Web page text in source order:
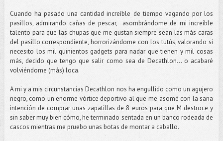
Cuando ha pasado una cantidad increíble de tiempo vagando por los
pasillos, admirando cañas de pescar, asombrándome de mi increíble
talento para que las chupas que me gustan siempre sean las más caras
del pasillo correspondiente, horrorizándome con los tutús, valorando si
necesito los mil quinientos gadgets para nadar que tienen y mil cosas
más, decido que tengo que salir como sea de Decathlon... o acabaré
volviéndome (más) loca.
A mi y a mis circunstancias Decathlon nos ha engullido como un agujero
negro, como un enorme vórtice deportivo al que me asomé con la sana
intención de comprar unas zapatillas de 8 euros para que M destroce y
sin saber muy bien cómo, he terminado sentada en un banco rodeada de
cascos mientras me pruebo unas botas de montar a caballo.